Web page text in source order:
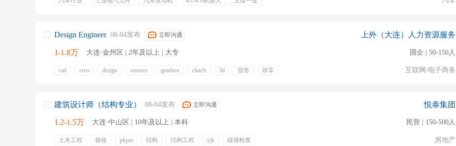
Design Engineer 08-04发布 立即沟通
1-1.8万 大连·金州区 | 2年及以上 | 大专
cad creo design sensors gearbox clutch 3d 宿舍
班车
上外（大连）人力资源服务
国企 | 50-150人
互联网/电子商务
建筑设计师（结构专业） 08-04发布 立即沟通
1.2-1.5万 大连·中山区 | 10年及以上 | 本科
土木工程 验收 pkpm 结构 结构工程 yjk
碰撞检查
悦泰集团
民营 | 150-500人
房地产